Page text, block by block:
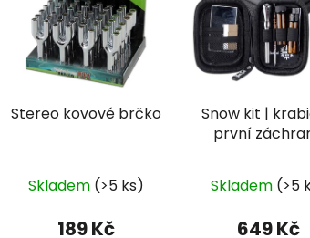
Stereo kovové brčko
Skladem (>5 ks)
189 Kč
Snow kit |
první
Skladem (>5
649 Kč